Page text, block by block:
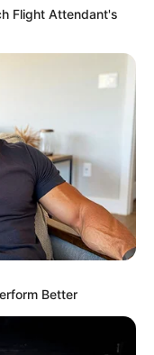
Flight Attendant's
Better